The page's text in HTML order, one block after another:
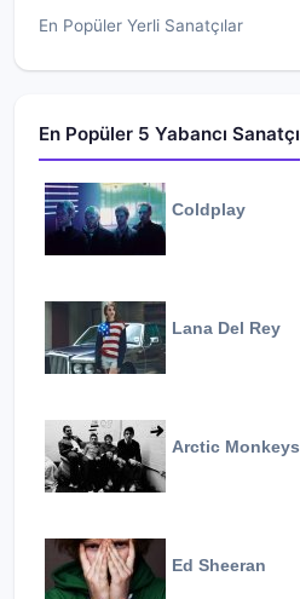
En Popüler Yerli Sanatçılar
En Popüler 5 Yabancı Sanatçı
Coldplay
Lana Del Rey
Arctic Monkeys
Ed Sheeran